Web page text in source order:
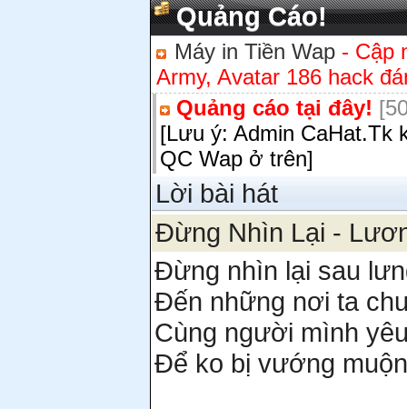
Quảng Cáo!
Máy in Tiền Wap - Cập
Army, Avatar 186 hack
Quảng cáo tại đây!
[Lưu ý: Admin CaHat.Tk
QC Wap ở trên]
Lời bài hát
Đừng Nhìn Lại -
Đừng nhìn lại sau
Đến những nơi ta
Cùng người mình
Để ko bị vướng